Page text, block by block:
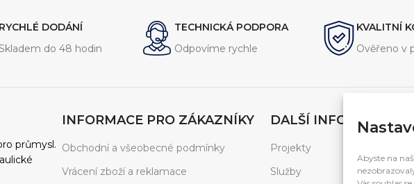
Abyste na
RYCHLÉ DODÁNÍ
do 48 hodin
TECHNICKÁ PODPORA
Odpovíme rychle
KVALITNÍ
Ověřeno v
průmysl.
INFORMACE PRO ZÁKAZNÍKY
Obchodní a všeobecné podmínky
Vrácení zboží a reklamace
DALŠÍ INFORMACE
Projekty
Služby